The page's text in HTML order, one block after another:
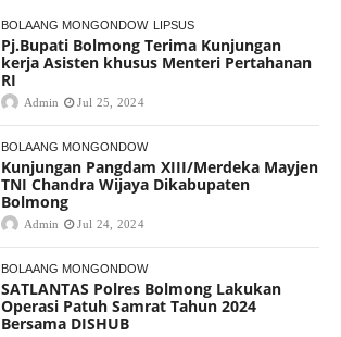
BOLAANG MONGONDOW LIPSUS
Pj.Bupati Bolmong Terima Kunjungan
kerja Asisten khusus Menteri Pertahanan
RI
Admin Jul 25, 2024
BOLAANG MONGONDOW
Kunjungan Pangdam XIII/Merdeka Mayjen
TNI Chandra Wijaya Dikabupaten
Bolmong
Admin Jul 24, 2024
BOLAANG MONGONDOW
SATLANTAS Polres Bolmong Lakukan
Operasi Patuh Samrat Tahun 2024
Bersama DISHUB